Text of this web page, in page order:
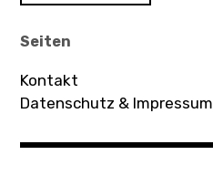
Seiten
Kontakt
Datenschutz & Impressum